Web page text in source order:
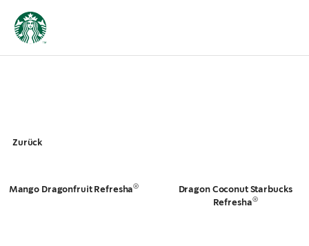
Zurück
Mango Dragonfruit Refresha®
Dragon Coconut Starbucks
Refresha®